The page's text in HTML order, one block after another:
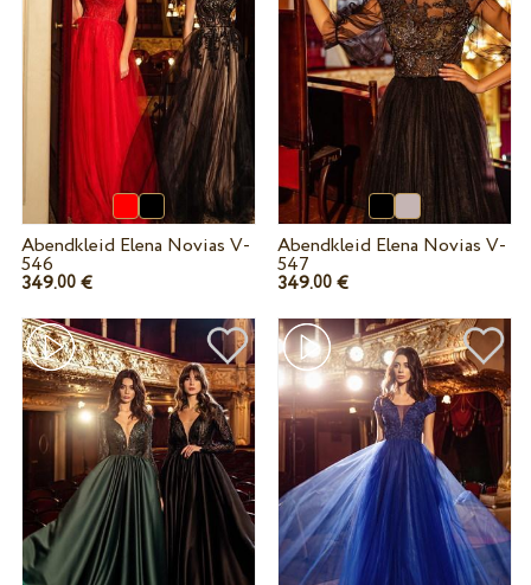
Abendkleid Elena Novias V-
546
349.00€
Abendkleid Elena Novias V-
547
349.00 €